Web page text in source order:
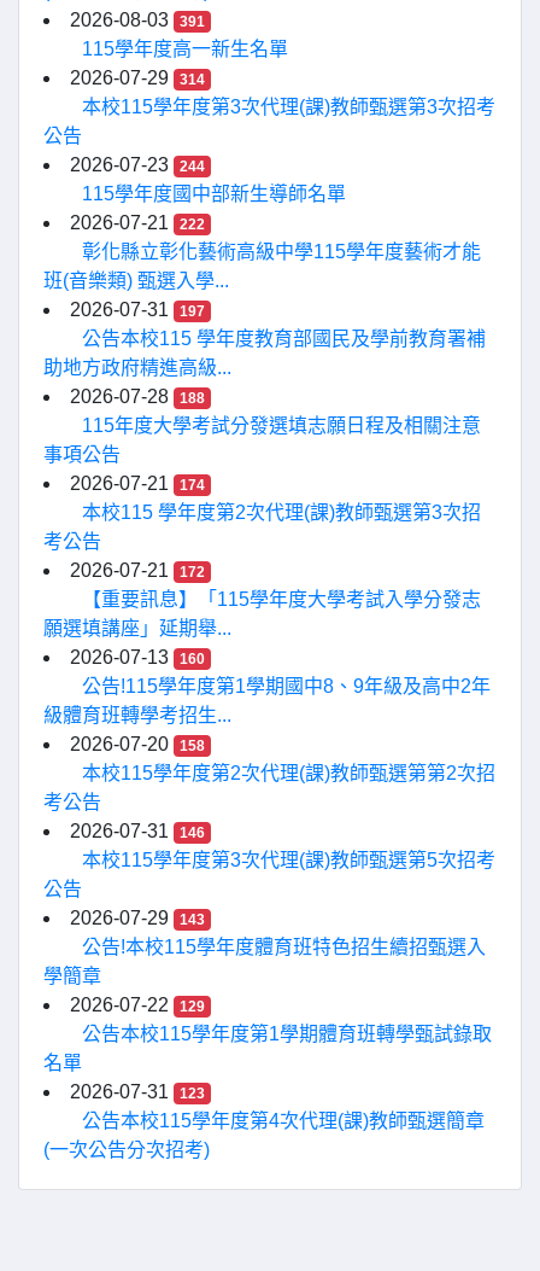
2026-08-03
391
115學年度高一新生名單
2026-07-29
314
本校115學年度第3次代理(課)教師甄選第3次招考
公告
2026-07-23
244
115學年度國中部新生導師名單
2026-07-21
222
彰化縣立彰化藝術高級中學115學年度藝術才能
班(音樂類) 甄選入學...
2026-07-31
197
公告本校115 學年度教育部國民及學前教育署補
助地方政府精進高級...
2026-07-28
188
115年度大學考試分發選填志願日程及相關注意
事項公告
2026-07-21
174
本校115 學年度第2次代理(課)教師甄選第3次招
考公告
2026-07-21
172
【重要訊息】「115學年度大學考試入學分發志
願選填講座」延期舉...
2026-07-13
160
公告!115學年度第1學期國中8、9年級及高中2年
級體育班轉學考招生...
2026-07-20
158
本校115學年度第2次代理(課)教師甄選第第2次招
考公告
2026-07-31
146
本校115學年度第3次代理(課)教師甄選第5次招考
公告
2026-07-29
143
公告!本校115學年度體育班特色招生續招甄選入
學簡章
2026-07-22
129
公告本校115學年度第1學期體育班轉學甄試錄取
名單
2026-07-31
123
公告本校115學年度第4次代理(課)教師甄選簡章
(一次公告分次招考)